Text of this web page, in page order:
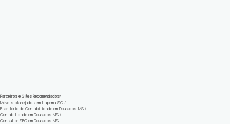
Parceiros e Sites Recomendados:
Móveis planejados em Itapema-SC /
Escritório de Contabilidade em Dourados-MS /
Contabilidade em Dourados-MS /
Consultor SEO em Dourados-MS